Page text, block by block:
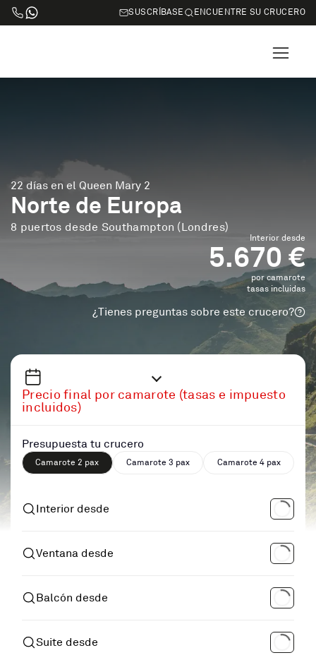
SUSCRÍBASE ENCUENTRE SU CRUCERO
22 días en el Queen Mary 2
Norte de Europa
8 puertos desde Southampton (Londres)
Interior desde
5.670 €
por camarote
tasas incluidas
¿Tienes preguntas sobre este crucero?
Precio final por camarote (tasas e impuesto
incluidos)
Presupuesta tu crucero
Camarote 2 pax Camarote 3 pax Camarote 4 pax
Interior desde
Ventana desde
Balcón desde
Suite desde